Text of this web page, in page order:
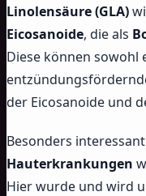
Linolensäure (GLA)
Eicosanoide, die als
Diese können sowohl
der Eicosanoide und
Besonders
Hauterkrankungen
Hier wurde und wird